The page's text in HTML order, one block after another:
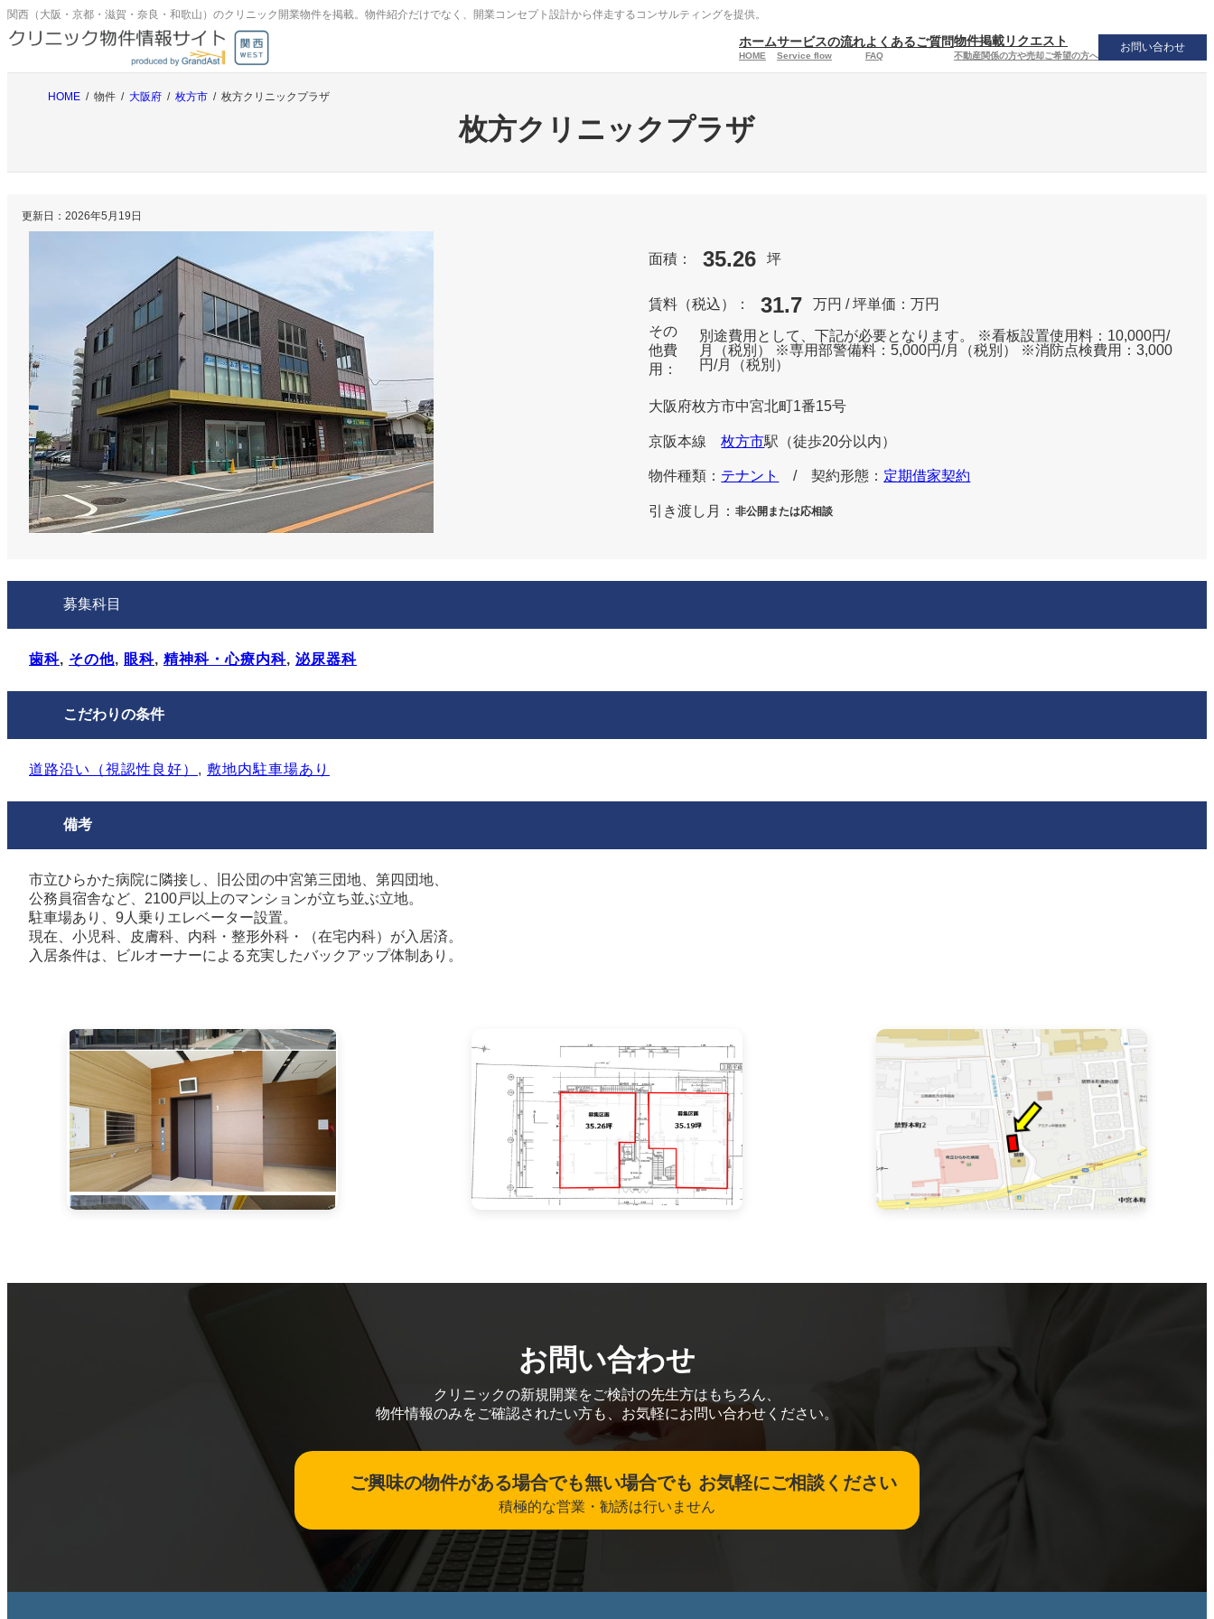
内
容
ス
関西（大阪・京都・滋賀・奈良・和歌山）のクリニック開業物件を掲載。物件紹介だけでなく、開業コンセプト設計から伴走するコンサルティングを提供。
ホーム
HOME
サービスの流れ
Service flow
よくあるご質問
FAQ
物件掲載リクエスト
不動産関係の方や売却ご希望の方へ
お問い合わせ
HOME 物件 大阪府 枚方市 枚方クリニックプラザ
枚方クリニックプラザ
更新日： 2026年5月19日
面積： 35.26 坪
賃料（税込）： 31.7 万円 / 坪単価：万円
その
他費
用：
別途費用として、下記が必要となります。 ※看板設置使用料：10,000円/
月（税別） ※専用部警備料：5,000円/月（税別） ※消防点検費用：3,000
円/月（税別）
大阪府枚方市中宮北町1番15号
京阪本線 枚方市駅 （徒歩20分以内）
物件種類： テナント / 契約形態： 定期借家契約
引き渡し月：非公開または応相談
募集科目
歯科, その他, 眼科, 精神科・心療内科, 泌尿器科
こだわりの条件
道路沿い（視認性良好） , 敷地内駐⾞場あり
備考
市立ひらかた病院に隣接し、旧公団の中宮第三団地、第四団地、
公務員宿舎など、2100戸以上のマンションが立ち並ぶ立地。
駐車場あり、9人乗りエレベーター設置。
現在、小児科、皮膚科、内科・整形外科・（在宅内科）が入居済。
入居条件は、ビルオーナーによる充実したバックアップ体制あり。
お問い合わせ
クリニックの新規開業をご検討の先生方はもちろん、
物件情報のみをご確認されたい方も、お気軽にお問い合わせください。
ご興味の物件がある場合でも無い場合でも お気軽にご相談ください
積極的な営業・勧誘は行いません